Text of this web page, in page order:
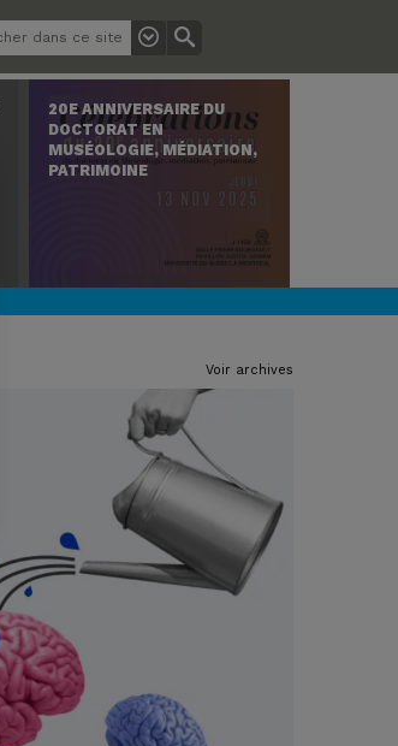
20E ANNIVERSAIRE DU
DOCTORAT EN
MUSÉOLOGIE, MÉDIATION,
PATRIMOINE
Voir archives